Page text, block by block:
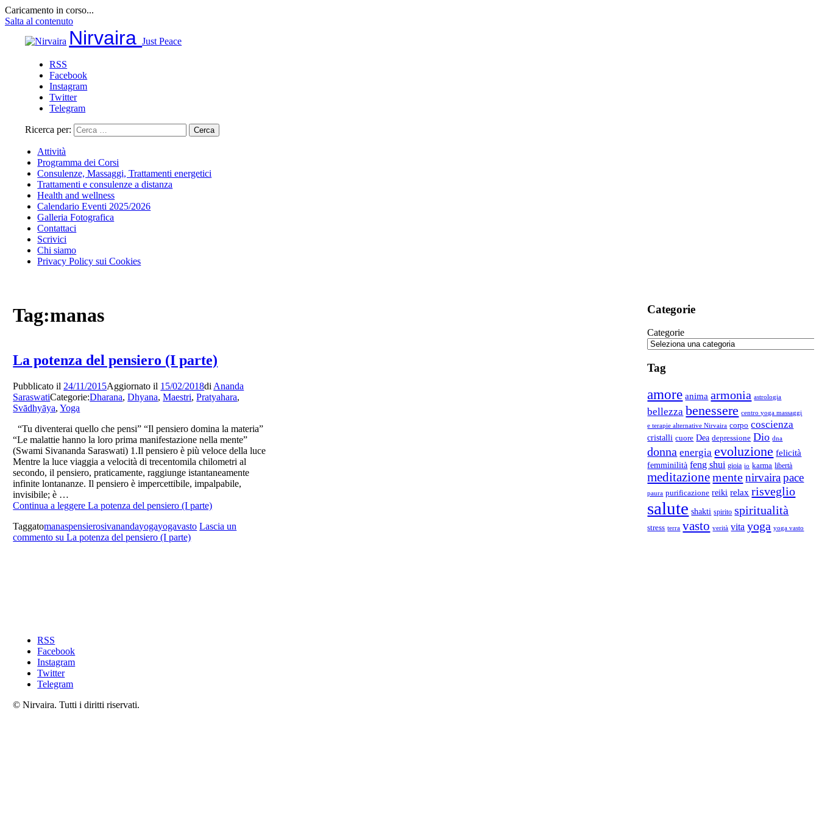
Caricamento in corso...
Salta al contenuto
NirvairaJust Peace
RSS
Facebook
Instagram
Twitter
Telegram
Ricerca per:
Attività
Programma dei Corsi
Consulenze, Massaggi, Trattamenti energetici
Trattamenti e consulenze a distanza
Health and wellness
Calendario Eventi 2025/2026
Galleria Fotografica
Contattaci
Scrivici
Chi siamo
Privacy Policy sui Cookies
Tag:manas
La potenza del pensiero (I parte)
Pubblicato il 24/11/2015Aggiornato il 15/02/2018di Ananda
SaraswatiCategorie:Dharana,Dhyana,Maestri,Pratyahara,
Svādhyāya,Yoga
“Tu diventerai quello che pensi” “Il pensiero domina la materia”
“Le malattie hanno la loro prima manifestazione nella mente”
(Swami Sivananda Saraswati) 1.Il pensiero è più veloce della luce
Mentre la luce viaggia a velocità di trecentomila chilometri al
secondo, il pensiero, praticamente, raggiunge istantaneamente
infinite lontananze. Il pensiero è impercettibile, impalpabile,
invisibile; è …
Continua a leggereLa potenza del pensiero (I parte)
Taggatomanaspensierosivanandayogayogavasto Lascia un
commentosu La potenza del pensiero (I parte)
Categorie
Categorie
Tag
amore anima armonia astrologia
bellezza benessere centro yoga massaggi
e terapie alternative Nirvaira corpo coscienza
cristalli cuore Dea depressione Dio dna
donna energia evoluzione felicità
femminilità feng shui gioia io karma libertà
meditazione mente nirvaira pace
paura purificazione reiki relax risveglio
salute shakti spirito spiritualità
stress terra vasto verità vita yoga yoga vasto
RSS
Facebook
Instagram
Twitter
Telegram
© Nirvaira. Tutti i diritti riservati.